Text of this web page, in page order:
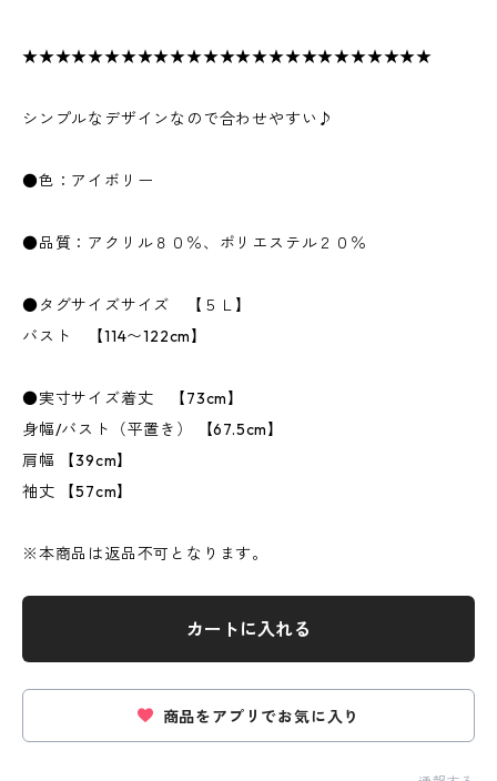
★★★★★★★★★★★★★★★★★★★★★★★★★
シンプルなデザインなので合わせやすい♪
●色：アイボリー
●品質：アクリル８０％、ポリエステル２０％
●タグサイズサイズ 【５Ｌ】
バスト 【114〜122cm】
●実寸サイズ着丈 【73cm】
身幅/バスト（平置き） 【67.5cm】
肩幅 【39cm】
袖丈 【57cm】
※本商品は返品不可となります。
カートに入れる
商品をアプリでお気に入り